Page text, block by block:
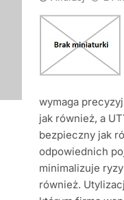
wymaga
jak również, a
bezpieczny jak
odpowiednich
minimalizuje
również.